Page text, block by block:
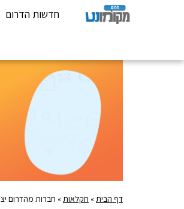
חדשות הדרום
דף הבית » חקלאות » חברות מהדרום